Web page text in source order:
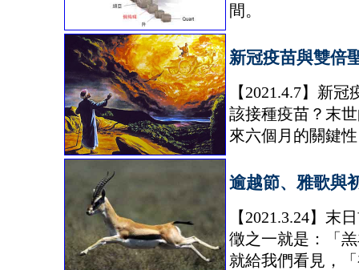
間。
新冠疫苗與雙倍
【2021.4.7】新
該接種疫苗？末
來六個月的關鍵
逾越節、雅歌與
【2021.3.24】
徵之一就是：「
就給我們看見，